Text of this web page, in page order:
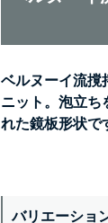
ベルヌーイ流撹
ニット。泡立ち
れた鏡板形状で
バリエーショ